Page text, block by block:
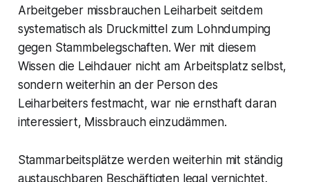
Arbeitgeber missbrauchen Leiharbeit seitdem
systematisch als Druckmittel zum Lohndumping
gegen Stammbelegschaften. Wer mit diesem
Wissen die Leihdauer nicht am Arbeitsplatz selbst,
sondern weiterhin an der Person des
Leiharbeiters festmacht, war nie ernsthaft daran
interessiert, Missbrauch einzudämmen.
Stammarbeitsplätze werden weiterhin mit ständig
austauschbaren Beschäftigten legal vernichtet.